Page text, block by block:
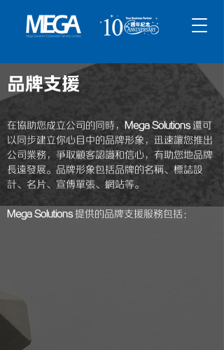
品牌支援
在協助您成立公司的同時， Mega Solutions還可
以同步建立你心目中的品牌形象，迅速讓您推出
公司業務，爭取顧客認識和信心，有助您地品牌
長遠發展。品牌形象包括品牌的名稱、標誌設
計、名片、宣傳單張、網站等。
Mega Solutions提供的品牌支援服務包括：